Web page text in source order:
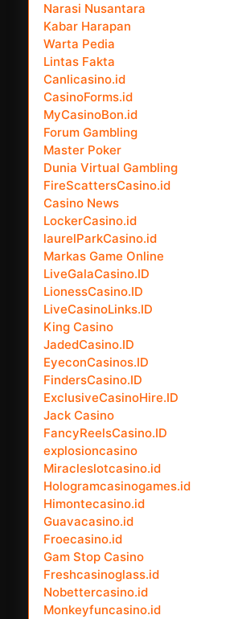
Narasi Nusantara
Kabar Harapan
Warta Pedia
Lintas Fakta
Canlicasino.id
CasinoForms.id
MyCasinoBon.id
Forum Gambling
Master Poker
Dunia Virtual Gambling
FireScattersCasino.id
Casino News
LockerCasino.id
laurelParkCasino.id
Markas Game Online
LiveGalaCasino.ID
LionessCasino.ID
LiveCasinoLinks.ID
King Casino
JadedCasino.ID
EyeconCasinos.ID
FindersCasino.ID
ExclusiveCasinoHire.ID
Jack Casino
FancyReelsCasino.ID
explosioncasino
Miracleslotcasino.id
Hologramcasinogames.id
Himontecasino.id
Guavacasino.id
Froecasino.id
Gam Stop Casino
Freshcasinoglass.id
Nobettercasino.id
Monkeyfuncasino.id